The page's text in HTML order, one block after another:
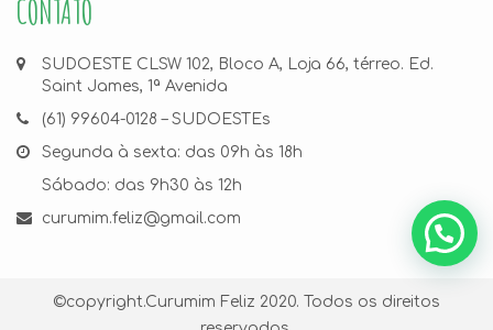
CONTATO
SUDOESTE CLSW 102, Bloco A, Loja 66, térreo. Ed.
Saint James, 1ª Avenida
(61) 99604-0128 – SUDOESTEs
Segunda à sexta: das 09h às 18h
Sábado: das 9h30 às 12h
curumim.feliz@gmail.com
©copyright.Curumim Feliz 2020. Todos os direitos